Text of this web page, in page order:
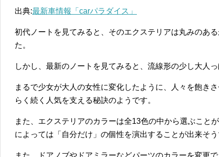
出典:最新車情報「carパラダイス」
初代ノートを見てみると、そのエクステリアは丸みのあ
た。
しかし、最新のノートを見てみると、流線形の少し大人
まるで少女が大人の女性に変化したように、人々を飽き
らく続く人気を支える秘訣のようです。
また、エクステリアのカラーは全13色の中から選ぶこと
によっては「自分だけ」の個性を演出することが出来そ